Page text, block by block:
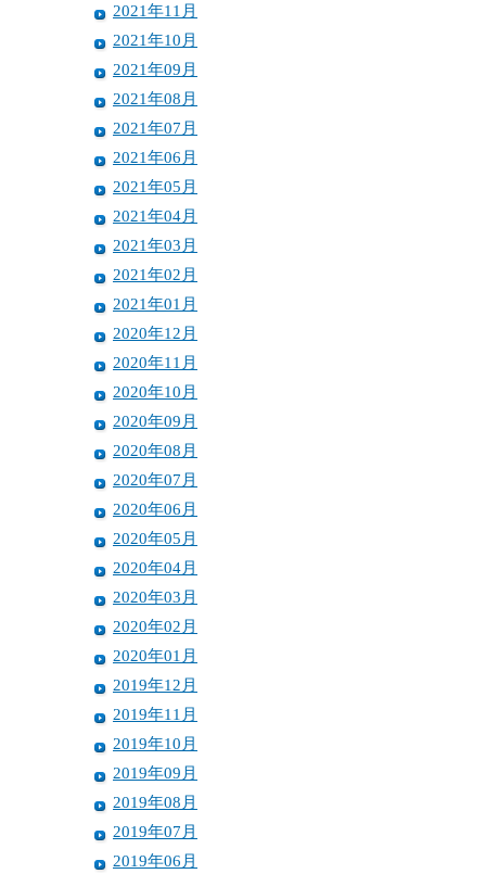
2021年11月
2021年10月
2021年09月
2021年08月
2021年07月
2021年06月
2021年05月
2021年04月
2021年03月
2021年02月
2021年01月
2020年12月
2020年11月
2020年10月
2020年09月
2020年08月
2020年07月
2020年06月
2020年05月
2020年04月
2020年03月
2020年02月
2020年01月
2019年12月
2019年11月
2019年10月
2019年09月
2019年08月
2019年07月
2019年06月